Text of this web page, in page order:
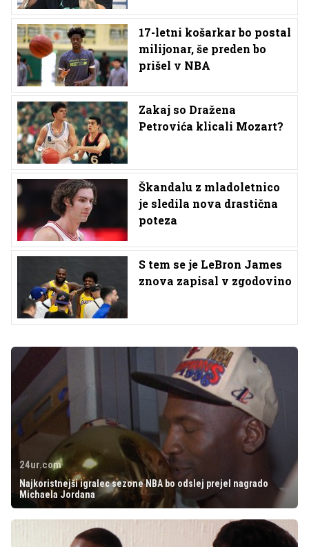
17-letni košarkar bo postal
milijonar, še preden bo
prišel v NBA
Zakaj so Dražena
Petrovića klicali Mozart?
Škandalu z mladoletnico
je sledila nova drastična
poteza
S tem se je LeBron James
znova zapisal v zgodovino
24ur.com
Najkoristnejši igralec sezone NBA bo odslej prejel nagrado
Michaela Jordana